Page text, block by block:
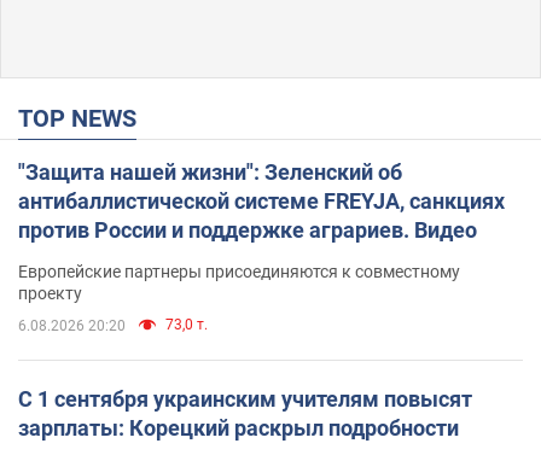
TOP NEWS
"Защита нашей жизни": Зеленский об
антибаллистической системе FREYJA, санкциях
против России и поддержке аграриев. Видео
Европейские партнеры присоединяются к совместному
проекту
6.08.2026 20:20 73,0 т.
С 1 сентября украинским учителям повысят
зарплаты: Корецкий раскрыл подробности